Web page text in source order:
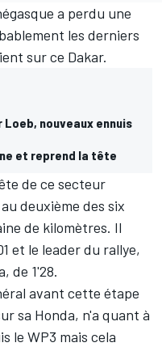
a perdu une
les derniers
sur ce Dakar.
nouveaux ennuis
et reprend la tête
de ce secteur
deuxième des six
de kilomètres. Il
et le leader du rallye,
de 1'28.
avant cette étape
sa Honda, n'a quant à
le WP3 mais cela